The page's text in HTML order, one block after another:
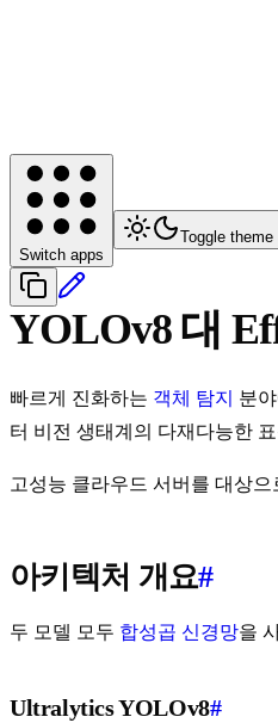
Switch apps
Toggle theme
YOLOv8 대
빠르게 진화하는 객체 탐지
분
터 비전 생태계의 다재다능한
고성능 클라우드 서버를 대상
아키텍처 개요#
두 모델 모두 합성곱 신경망을
Ultralytics YOLOv8#